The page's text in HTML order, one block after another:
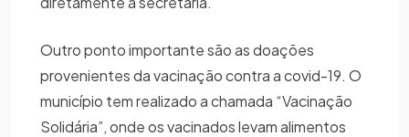
Outro ponto importante são as doações
provenientes da vacinação contra a covid-19. O
município tem realizado a chamada “Vacinação
Solidária”, onde os vacinados levam alimentos